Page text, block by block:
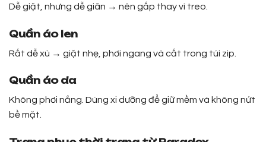
Dễ giặt, nhưng dễ giãn → nên gấp thay vì treo.
Quần áo len
Rất dễ xù → giặt nhẹ, phơi ngang và cất trong túi zip.
Quần áo da
Không phơi nắng. Dùng xi dưỡng để giữ mềm và không nứt
bề mặt.